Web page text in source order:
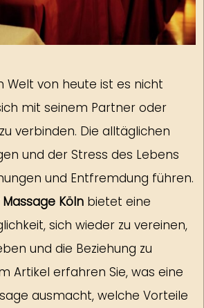
Welt von heute ist es nicht
mit seinem Partner oder
verbinden. Die alltäglichen
und der Stress des Lebens
und Entfremdung führen.
Köln bietet eine
sich wieder zu vereinen,
und die Beziehung zu
Artikel erfahren Sie, was eine
ausmacht, welche Vorteile